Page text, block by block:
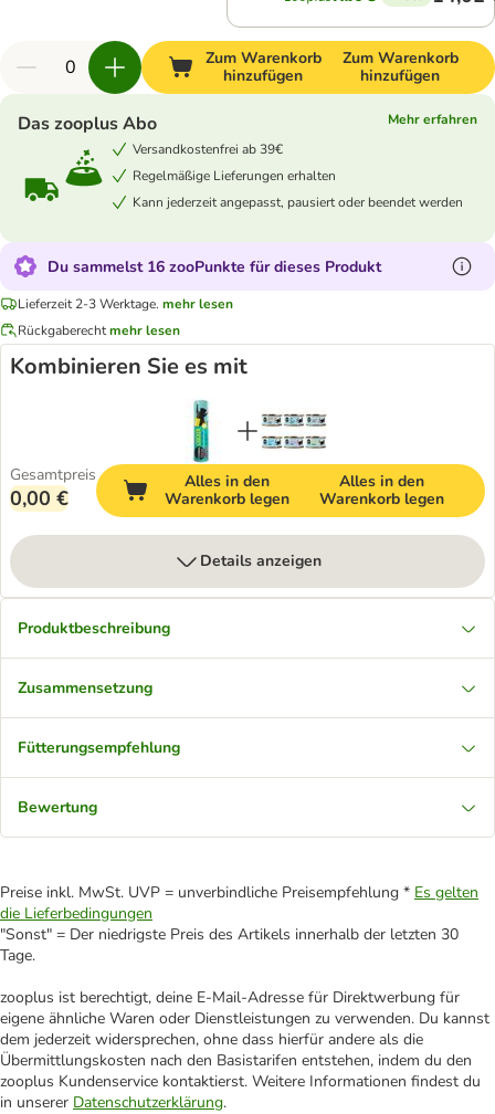
Zum Warenkorb
hinzufügen
Zum Warenkorb
hinzufügen
Das zooplus Abo
Mehr erfahren
Versandkostenfrei ab 39€
Regelmäßige Lieferungen erhalten
Kann jederzeit angepasst, pausiert oder beendet werden
Du sammelst 16 zooPunkte für dieses Produkt
Lieferzeit 2-3 Werktage. mehr lesen
Rückgaberechtmehr lesen
Kombinieren Sie es mit
Gesamtpreis
0,00 €
Alles in den
Warenkorb legen
Alles in den
Warenkorb legen
Details anzeigen
Produktbeschreibung
Zusammensetzung
Fütterungsempfehlung
Bewertung
Preise inkl. MwSt. UVP = unverbindliche Preisempfehlung * Es gelten
die Lieferbedingungen
"Sonst" = Der niedrigste Preis des Artikels innerhalb der letzten 30
Tage.
zooplus ist berechtigt, deine E-Mail-Adresse für Direktwerbung für
eigene ähnliche Waren oder Dienstleistungen zu verwenden. Du kannst
dem jederzeit widersprechen, ohne dass hierfür andere als die
Übermittlungskosten nach den Basistarifen entstehen, indem du den
zooplus Kundenservice kontaktierst. Weitere Informationen findest du
in unserer Datenschutzerklärung.